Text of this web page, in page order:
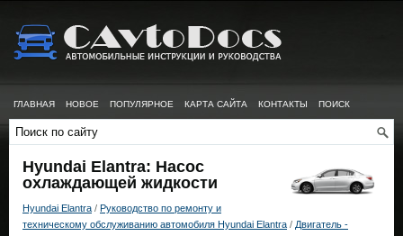
ГЛАВНАЯ НОВОЕ ПОПУЛЯРНОЕ КАРТА САЙТА КОНТАКТЫ ПОИСК
Hyundai Elantra: Насос
охлаждающей жидкости
Hyundai Elantra / Руководство по ремонту и
техническому обслуживанию автомобиля Hyundai Elantra / Двигатель -